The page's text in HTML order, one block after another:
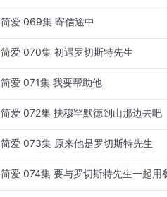
简爱 069集 寄信途中
简爱 070集 初遇罗切斯特先生
简爱 071集 我要帮助他
简爱 072集 扶穆罕默德到山那边去吧
简爱 073集 原来他是罗切斯特先生
简爱 074集 要与罗切斯特先生一起用